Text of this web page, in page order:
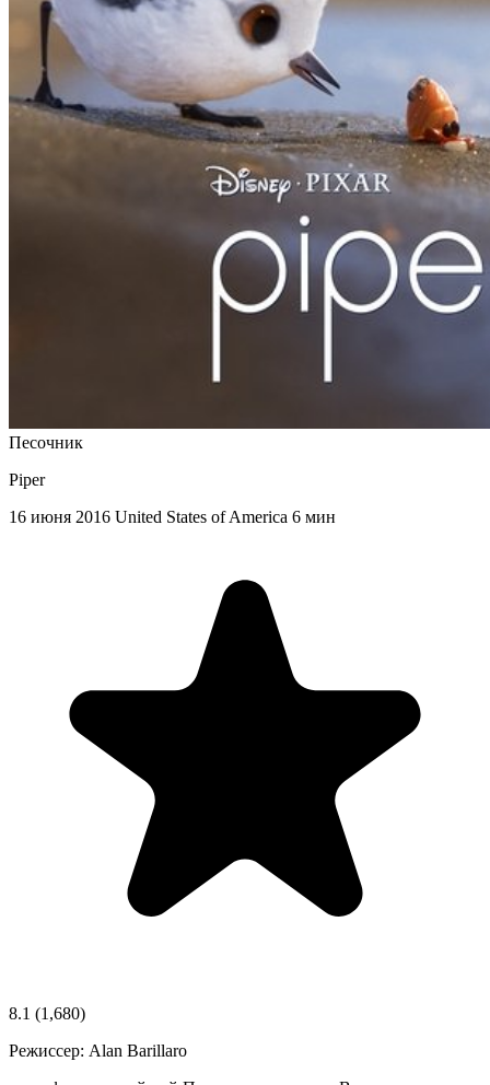
Песочник
Piper
16 июня 2016 United States of America 6 мин
8.1 (1,680)
Режиссер: Alan Barillaro